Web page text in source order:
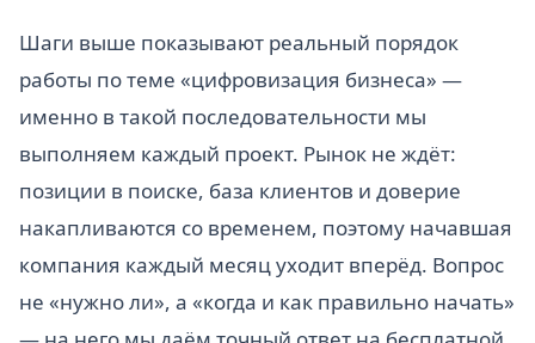
Шаги выше показывают реальный порядок
работы по теме «цифровизация бизнеса» —
именно в такой последовательности мы
выполняем каждый проект. Рынок не ждёт:
позиции в поиске, база клиентов и доверие
накапливаются со временем, поэтому начавшая
компания каждый месяц уходит вперёд. Вопрос
не «нужно ли», а «когда и как правильно начать»